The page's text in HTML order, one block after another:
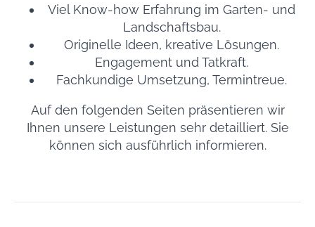
Viel Know-how Erfahrung im Garten- und
Landschaftsbau.
Originelle Ideen, kreative Lösungen.
Engagement und Tatkraft.
Fachkundige Umsetzung, Termintreue.
Auf den folgenden Seiten präsentieren wir
Ihnen unsere Leistungen sehr detailliert. Sie
können sich ausführlich informieren.